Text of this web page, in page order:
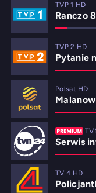
TVP 1 HD
Ranczo 8
TVP 2 HD
Pytanie
Polsat HD
Serwis
TV 4 HD